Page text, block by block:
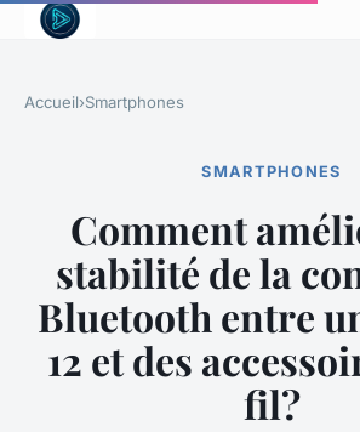
Accueil›Smartphones
SMARTPHONES
Comment
stabilité de la
Bluetooth entre
12 et des
fil?